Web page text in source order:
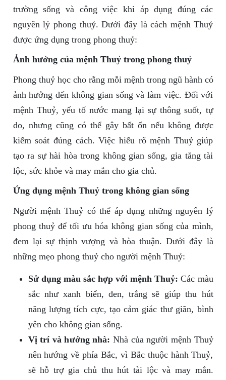
trường sống và công việc khi áp dụng đúng các
nguyên lý phong thuỷ. Dưới đây là cách mệnh Thuỷ
được ứng dụng trong phong thuỷ:
Ảnh hưởng của mệnh Thuỷ trong phong thuỷ
Phong thuỷ học cho rằng mỗi mệnh trong ngũ hành có
ảnh hưởng đến không gian sống và làm việc. Đối với
mệnh Thuỷ, yếu tố nước mang lại sự thông suốt, tự
do, nhưng cũng có thể gây bất ổn nếu không được
kiểm soát đúng cách. Việc hiểu rõ mệnh Thuỷ giúp
tạo ra sự hài hòa trong không gian sống, gia tăng tài
lộc, sức khỏe và may mắn cho gia chủ.
Ứng dụng mệnh Thuỷ trong không gian sống
Người mệnh Thuỷ có thể áp dụng những nguyên lý
phong thuỷ để tối ưu hóa không gian sống của mình,
đem lại sự thịnh vượng và hòa thuận. Dưới đây là
những mẹo phong thuỷ cho người mệnh Thuỷ:
Sử dụng màu sắc hợp với mệnh Thuỷ: Các màu
sắc như xanh biển, đen, trắng sẽ giúp thu hút
năng lượng tích cực, tạo cảm giác thư giãn, bình
yên cho không gian sống.
Vị trí và hướng nhà: Nhà của người mệnh Thuỷ
nên hướng về phía Bắc, vì Bắc thuộc hành Thuỷ,
sẽ hỗ trợ gia chủ thu hút tài lộc và may mắn.